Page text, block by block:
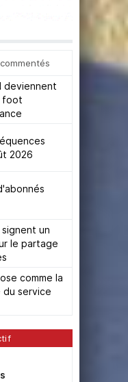
deviennent
foot
2026
un
le partage
comme la
du service